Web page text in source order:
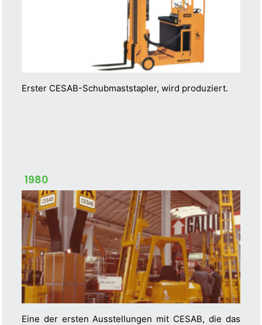
Erster CESAB-Schubmaststapler, wird produziert.
1980
Eine der ersten Ausstellungen mit CESAB, die das